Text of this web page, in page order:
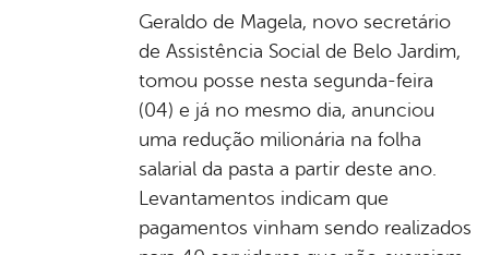
Geraldo de Magela, novo secretário
de Assistência Social de Belo Jardim,
tomou posse nesta segunda-feira
(04) e já no mesmo dia, anunciou
uma redução milionária na folha
salarial da pasta a partir deste ano.
Levantamentos indicam que
pagamentos vinham sendo realizados